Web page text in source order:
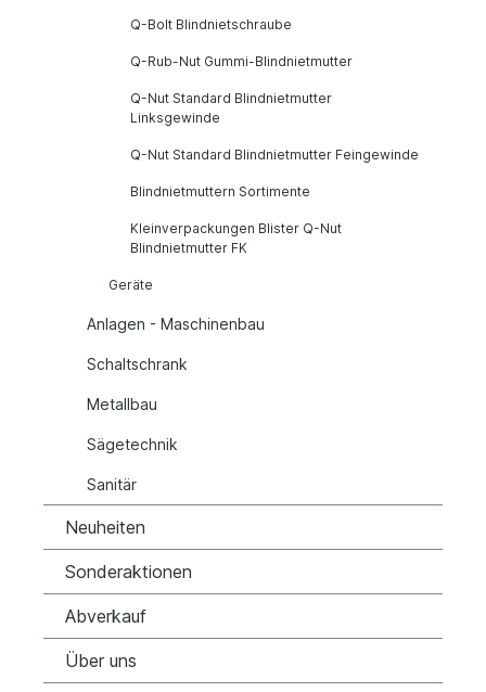
Q-Bolt Blindnietschraube
Q-Rub-Nut Gummi-Blindnietmutter
Q-Nut Standard Blindnietmutter
Linksgewinde
Q-Nut Standard Blindnietmutter Feingewinde
Blindnietmuttern Sortimente
Kleinverpackungen Blister Q-Nut
Blindnietmutter FK
Geräte
Anlagen - Maschinenbau
Schaltschrank
Metallbau
Sägetechnik
Sanitär
Neuheiten
Sonderaktionen
Abverkauf
Über uns